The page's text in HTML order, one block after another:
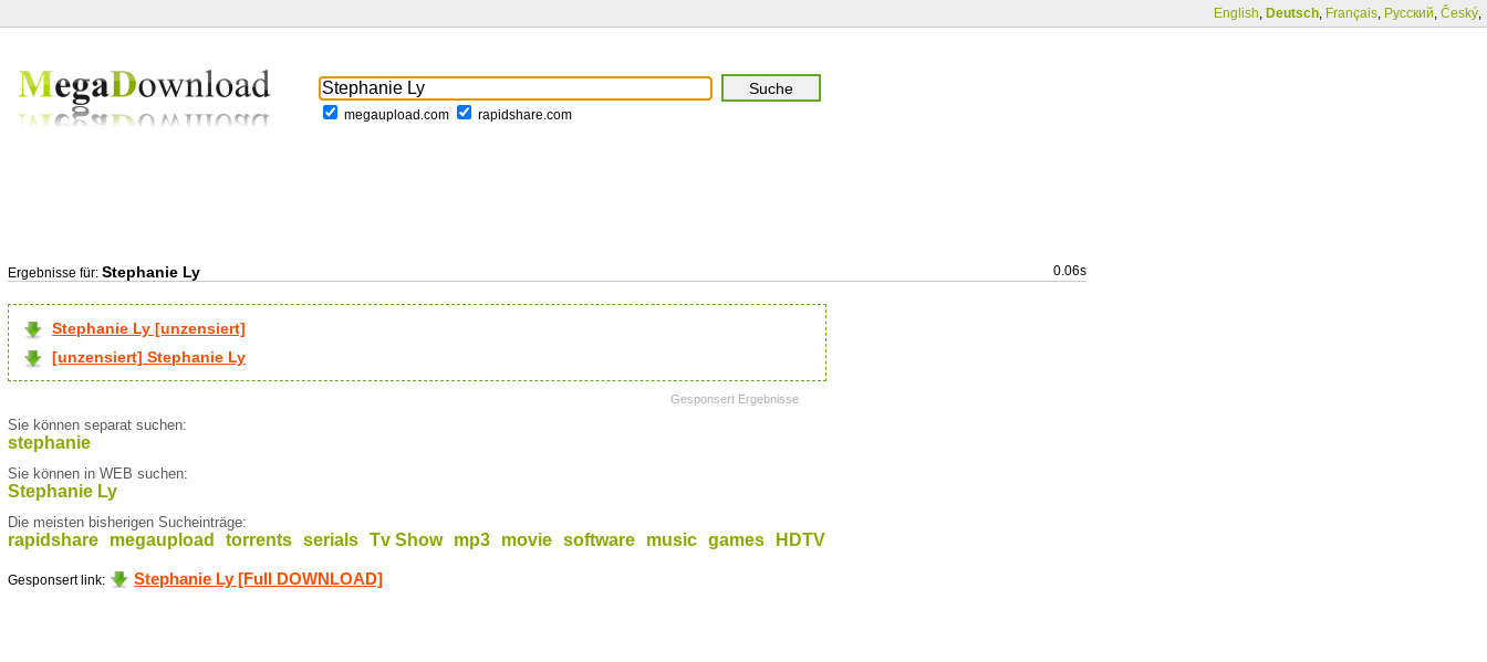
English, Deutsch, Français, Русский, Český,
megaupload.com rapidshare.com
Ergebnisse für: Stephanie Ly 0.06s
Stephanie Ly [unzensiert]
[unzensiert] Stephanie Ly
Gesponsert Ergebnisse
Sie können separat suchen:
stephanie
Sie können in WEB suchen:
Stephanie Ly
Die meisten bisherigen Sucheinträge:
rapidshare megaupload torrents serials Tv Show mp3 movie software music games HDTV
Gesponsert link: Stephanie Ly [Full DOWNLOAD]